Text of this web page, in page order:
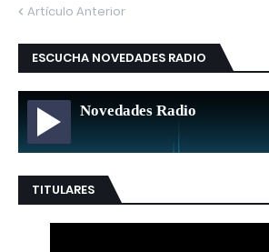
Artículo Anterior
ESCUCHA NOVEDADES RADIO
Novedades Radio
TITULARES